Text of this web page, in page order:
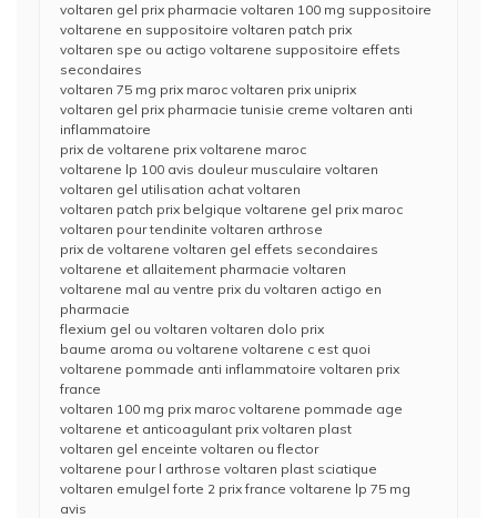
voltaren gel prix pharmacie voltaren 100 mg suppositoire
voltarene en suppositoire voltaren patch prix
voltaren spe ou actigo voltarene suppositoire effets
secondaires
voltaren 75 mg prix maroc voltaren prix uniprix
voltaren gel prix pharmacie tunisie creme voltaren anti
inflammatoire
prix de voltarene prix voltarene maroc
voltarene lp 100 avis douleur musculaire voltaren
voltaren gel utilisation achat voltaren
voltaren patch prix belgique voltarene gel prix maroc
voltaren pour tendinite voltaren arthrose
prix de voltarene voltaren gel effets secondaires
voltarene et allaitement pharmacie voltaren
voltarene mal au ventre prix du voltaren actigo en
pharmacie
flexium gel ou voltaren voltaren dolo prix
baume aroma ou voltarene voltarene c est quoi
voltarene pommade anti inflammatoire voltaren prix
france
voltaren 100 mg prix maroc voltarene pommade age
voltarene et anticoagulant prix voltaren plast
voltaren gel enceinte voltaren ou flector
voltarene pour l arthrose voltaren plast sciatique
voltaren emulgel forte 2 prix france voltarene lp 75 mg
avis